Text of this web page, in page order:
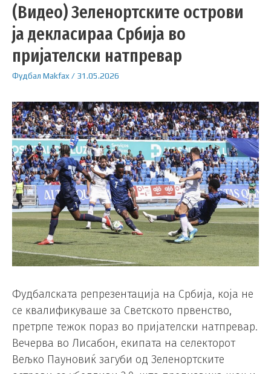
(Видео) Зеленортските острови
ја декласираа Србија во
пријателски натпревар
Фудбал Makfax / 31.05.2026
Фудбалската репрезентација на Србија, која не
се квалификуваше за Светското првенство,
претрпе тежок пораз во пријателски натпревар.
Вечерва во Лисабон, екипата на селекторот
Вељко Пауновиќ загуби од Зеленортските